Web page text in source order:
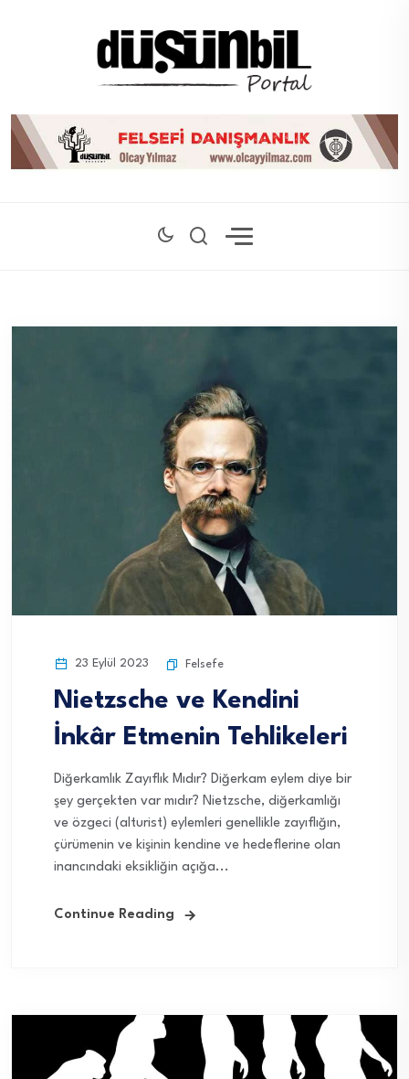
23 Eylül 2023 Felsefe
Nietzsche ve Kendini
İnkâr Etmenin Tehlikeleri
Diğerkamlık Zayıflık Mıdır? Diğerkam eylem diye bir
şey gerçekten var mıdır? Nietzsche, diğerkamlığı
ve özgeci (alturist) eylemleri genellikle zayıflığın,
çürümenin ve kişinin kendine ve hedeflerine olan
inancındaki eksikliğin açığa...
Continue Reading